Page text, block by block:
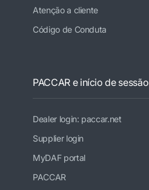
Atenção a cliente
Código de Conduta
PACCAR e início de sessão
Dealer login: paccar.net
Supplier login
MyDAF portal
PACCAR